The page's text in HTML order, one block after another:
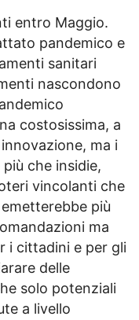
entro Maggio.
pandemico e
sanitari
nascondono
costosissima, a
ma i
che insidie,
vincolanti che
più
ma
i cittadini e per gli
delle
solo potenziali
a livello